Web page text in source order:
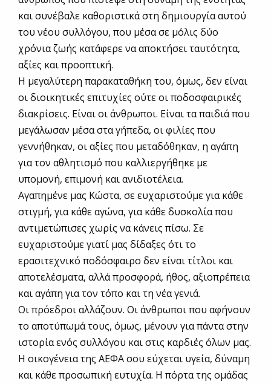
και συνέβαλε καθοριστικά στη δημιουργία αυτού
του νέου συλλόγου, που μέσα σε μόλις δύο
χρόνια ζωής κατάφερε να αποκτήσει ταυτότητα,
αξίες και προοπτική.
Η μεγαλύτερη παρακαταθήκη του, όμως, δεν είναι
οι διοικητικές επιτυχίες ούτε οι ποδοσφαιρικές
διακρίσεις. Είναι οι άνθρωποι. Είναι τα παιδιά που
μεγάλωσαν μέσα στα γήπεδα, οι φιλίες που
γεννήθηκαν, οι αξίες που μεταδόθηκαν, η αγάπη
για τον αθλητισμό που καλλιεργήθηκε με
υπομονή, επιμονή και ανιδιοτέλεια.
Αγαπημένε μας Κώστα, σε ευχαριστούμε για κάθε
στιγμή, για κάθε αγώνα, για κάθε δυσκολία που
αντιμετώπισες χωρίς να κάνεις πίσω. Σε
ευχαριστούμε γιατί μας δίδαξες ότι το
ερασιτεχνικό ποδόσφαιρο δεν είναι τίτλοι και
αποτελέσματα, αλλά προσφορά, ήθος, αξιοπρέπεια
και αγάπη για τον τόπο και τη νέα γενιά.
Οι πρόεδροι αλλάζουν. Οι άνθρωποι που αφήνουν
το αποτύπωμά τους, όμως, μένουν για πάντα στην
ιστορία ενός συλλόγου και στις καρδιές όλων μας.
Η οικογένεια της ΑΕΦΑ σου εύχεται υγεία, δύναμη
και κάθε προσωπική ευτυχία. Η πόρτα της ομάδας